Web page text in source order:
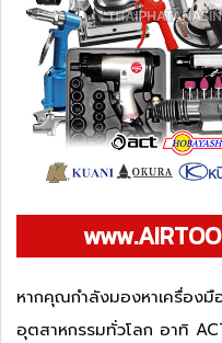
หากคุณกำลังมองหาเครื่อง
อุตสาหกรรมทั่วโลก อาทิ